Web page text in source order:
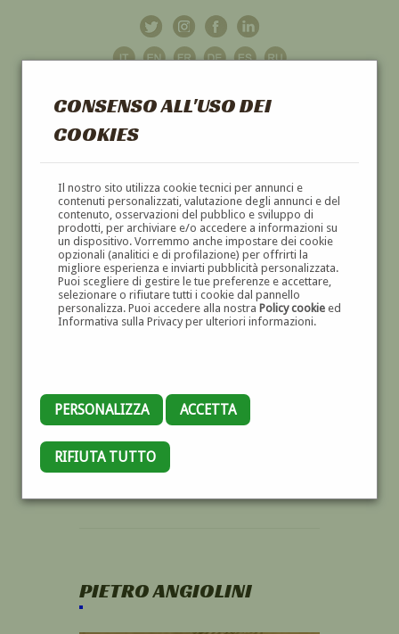
CONSENSO ALL'USO DEI
COOKIES
Il nostro sito utilizza cookie tecnici per annunci e
contenuti personalizzati, valutazione degli annunci e del
contenuto, osservazioni del pubblico e sviluppo di
prodotti, per archiviare e/o accedere a informazioni su
un dispositivo. Vorremmo anche impostare dei cookie
opzionali (analitici e di profilazione) per offrirti la
migliore esperienza e inviarti pubblicità personalizzata.
Puoi scegliere di gestire le tue preferenze e accettare,
selezionare o rifiutare tutti i cookie dal pannello
personalizza. Puoi accedere alla nostra Policy cookieed
Informativa sulla Privacy per ulteriori informazioni.
PERSONALIZZA ACCETTA
RIFIUTA TUTTO
GALLERIAD'ARTE
DIPINTI E SCULTURE '800 E '900
PIETRO ANGIOLINI